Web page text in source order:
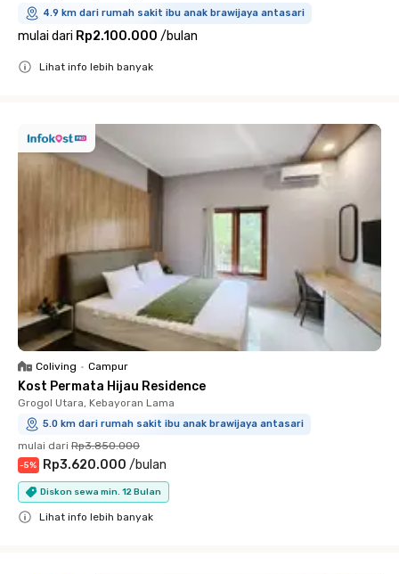
4.9 km dari rumah sakit ibu anak brawijaya antasari
mulai dari Rp2.100.000 /bulan
Lihat info lebih banyak
Coliving • Campur
Kost Permata Hijau Residence
Grogol Utara, Kebayoran Lama
5.0 km dari rumah sakit ibu anak brawijaya antasari
mulai dari Rp3.850.000
-5% Rp3.620.000 /bulan
Diskon sewa min. 12 Bulan
Lihat info lebih banyak